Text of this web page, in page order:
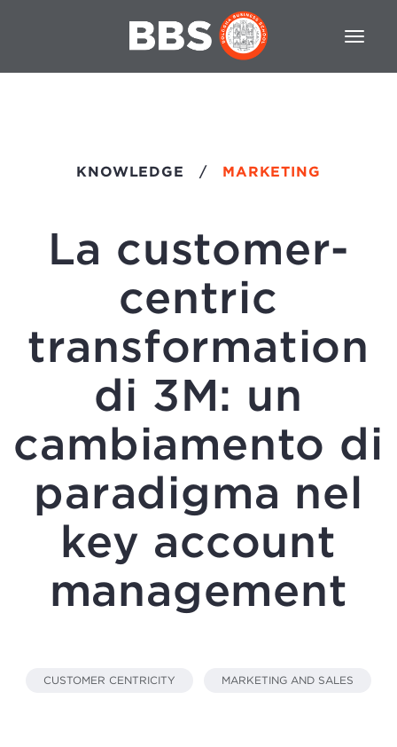
KNOWLEDGE / MARKETING
La customer-
centric
transformation
di 3M: un
cambiamento di
paradigma nel
key account
management
CUSTOMER CENTRICITY MARKETING AND SALES